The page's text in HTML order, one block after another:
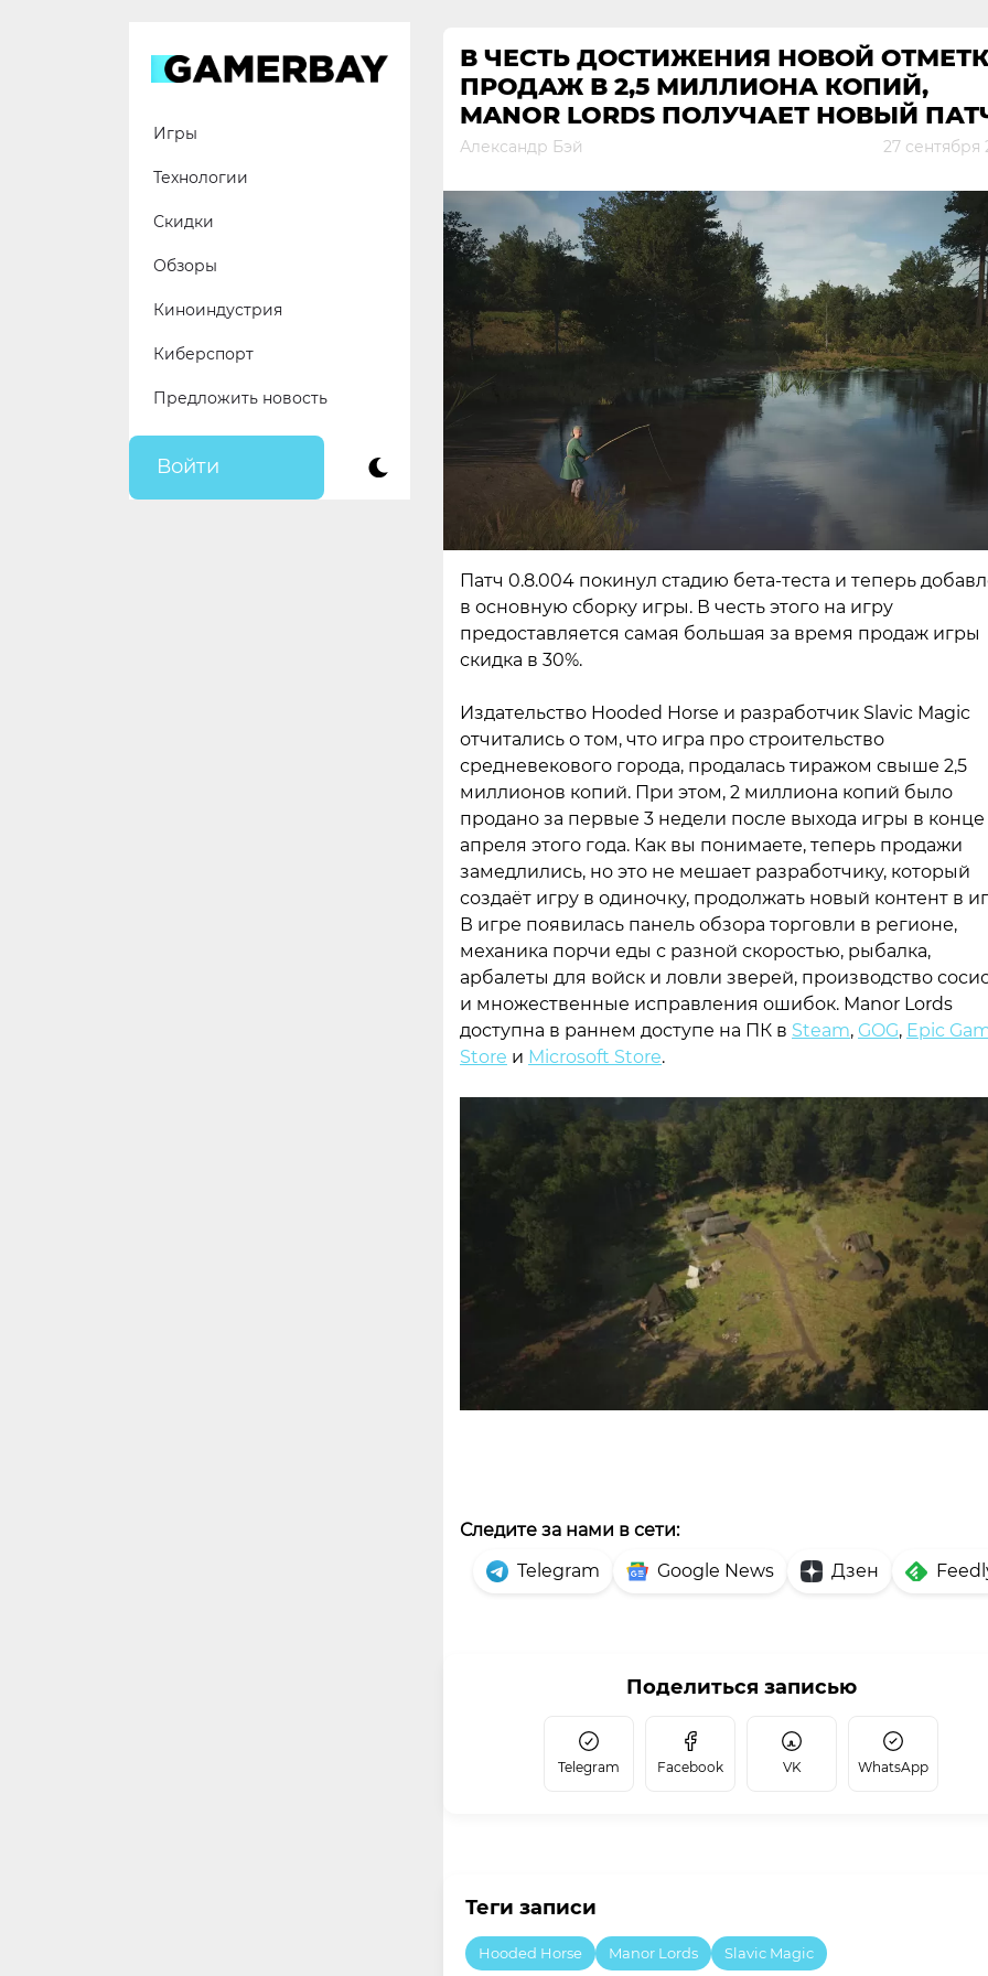
Игры
Технологии
Скидки
Обзоры
Киноиндустрия
Киберспорт
Предложить новость
Войти
В ЧЕСТЬ ДОСТИЖЕНИЯ НОВОЙ
ПРОДАЖ В 2,5 МИЛЛИОНА КОПИЙ,
MANOR LORDS ПОЛУЧАЕТ НОВЫЙ
Александр Бэй 27 сентября
Патч 0.8.004 покинул стадию бета-теста и теперь
в основную сборку игры. В честь этого на игру
предоставляется самая большая за время продаж игры
скидка в 30%.
Издательство Hooded Horse и разработчик Slavic Magic
отчитались о том, что игра про строительство
средневекового города, продалась тиражом свыше 2,5
миллионов копий. При этом, 2 миллиона копий было
продано за первые 3 недели после выхода игры в конце
апреля этого года. Как вы понимаете, теперь продажи
замедлились, но это не мешает разработчику, который
создаёт игру в одиночку, продолжать новый контент в
В игре появилась панель обзора торговли в регионе,
механика порчи еды с разной скоростью, рыбалка,
арбалеты для войск и ловли зверей, производство
и множественные исправления ошибок. Manor Lords
доступна в раннем доступе на ПК в Steam, GOG, Epic
Store и Microsoft Store.
Следите за нами в сети:
Telegram
Google News Дзен
Поделиться записью
Telegram Facebook VK WhatsApp
Теги записи
Hooded Horse Manor Lords Slavic Magic